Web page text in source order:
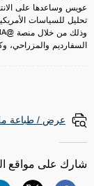
عويس وساعدها على
تحليل للسياسات
السفارديم
عرض / طباعة
شارك على مواقع